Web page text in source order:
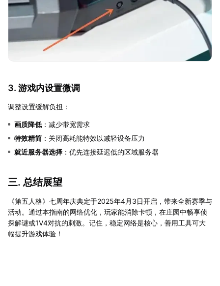
3. 游戏内设置微调
调整设置缓解负担：
画质降低 ：减少带宽需求
特效精简 ：关闭高耗能特效以减轻设备压力
就近服务器选择 ：优先连接延迟低的区域服务器
三. 总结展望
《第五人格》七周年庆典定于2025年4月3日开启，带来全新赛季与
活动。通过本指南的网络优化，玩家能消除卡顿，在庄园中畅享侦
探解谜或1V4对抗的刺激。记住，稳定网络是核心，善用工具可大
幅提升游戏体验！